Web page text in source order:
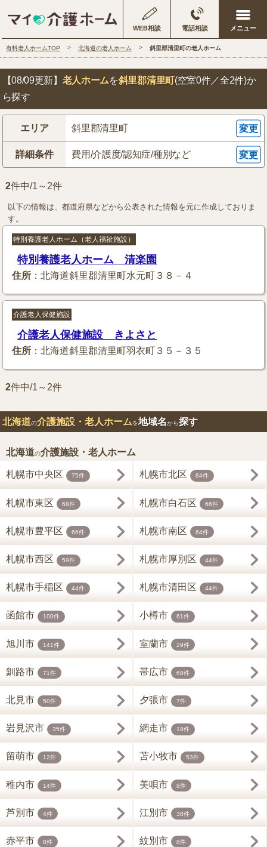
WEB相談 電話相談
有料老人ホームTOP 北海道の老人ホーム 斜里郡清里町の老人ホーム
【08/09更新】 老人ホームを斜里郡清里町(空室0件／全2件)か
ら探す
エリア 斜里郡清里町 変更
詳細条件 費用/介護度/認知症/種別など 変更
2件中/1～2件
以下の情報は、都道府県などから公表された情報を元に作成しておりま
す。
特別養護老人ホーム（老人福祉施設）
特別養護老人ホーム 清楽園
住所 ：北海道斜里郡清里町水元町３８－４
介護老人保健施設
介護老人保健施設 きよさと
住所 ：北海道斜里郡清里町羽衣町３５－３５
2件中/1～2件
北海道の介護施設・老人ホームを地域名から探す
北海道の介護施設・老人ホーム
札幌市中央区 75件 札幌市北区 84件
札幌市東区 68件 札幌市白石区 66件
札幌市豊平区 66件 札幌市南区 64件
札幌市西区 59件 札幌市厚別区 44件
札幌市手稲区 44件 札幌市清田区 44件
函館市 100件 小樽市 61件
旭川市 141件 室蘭市 29件
釧路市 71件 帯広市 68件
北見市 50件 夕張市 7件
岩見沢市 35件 網走市 18件
留萌市 12件 苫小牧市 53件
稚内市 14件 美唄市 8件
芦別市 4件 江別市 38件
赤平市 8件 紋別市 8件